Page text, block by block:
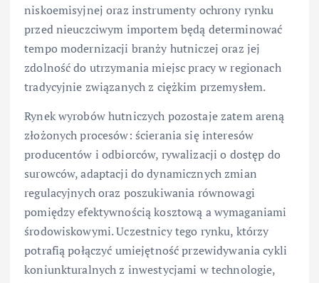
niskoemisyjnej oraz instrumenty ochrony rynku
przed nieuczciwym importem będą determinować
tempo modernizacji branży hutniczej oraz jej
zdolność do utrzymania miejsc pracy w regionach
tradycyjnie związanych z ciężkim przemysłem.
Rynek wyrobów hutniczych pozostaje zatem areną
złożonych procesów: ścierania się interesów
producentów i odbiorców, rywalizacji o dostęp do
surowców, adaptacji do dynamicznych zmian
regulacyjnych oraz poszukiwania równowagi
pomiędzy efektywnością kosztową a wymaganiami
środowiskowymi. Uczestnicy tego rynku, którzy
potrafią połączyć umiejętność przewidywania cykli
koniunkturalnych z inwestycjami w technologie,